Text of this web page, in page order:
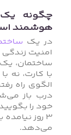
چگونه
هوشمند
در یک
امنیت
ساختمان،
با کارت، نه
الگوی راه
درب باز
خود را
۳ روز
می‌دهد.